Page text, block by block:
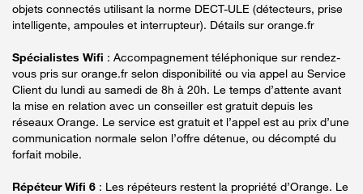
objets connectés utilisant la norme DECT-ULE (détecteurs, prise
intelligente, ampoules et interrupteur). Détails sur orange.fr
Spécialistes Wifi : Accompagnement téléphonique sur rendez-
vous pris sur orange.fr selon disponibilité ou via appel au Service
Client du lundi au samedi de 8h à 20h. Le temps d’attente avant
la mise en relation avec un conseiller est gratuit depuis les
réseaux Orange. Le service est gratuit et l’appel est au prix d’une
communication normale selon l’offre détenue, ou décompté du
forfait mobile.
Répéteur Wifi 6 : Les répéteurs restent la propriété d’Orange. Le